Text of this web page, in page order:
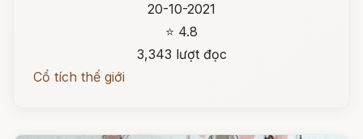
20-10-2021
⭐ 4.8
3,343 lượt đọc
Cổ tích thế giới